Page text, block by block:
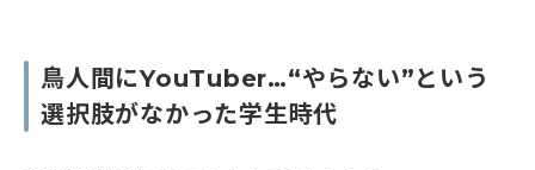
鳥人間にYouTuber…“やらない”という
選択肢がなかった学生時代